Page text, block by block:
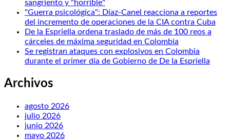
sangriento y "horrible"
"Guerra psicológica": Díaz-Canel reacciona a reportes
del incremento de operaciones de la CIA contra Cuba
De la Espriella ordena traslado de más de 100 reos a
cárceles de máxima seguridad en Colombia
Se registran ataques con explosivos en Colombia
durante el primer día de Gobierno de De la Espriella
Archivos
agosto 2026
julio 2026
junio 2026
mayo 2026